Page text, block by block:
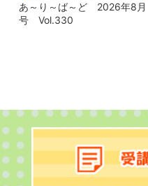
あ～り～ば～ど 2026年8月
号 Vol.330